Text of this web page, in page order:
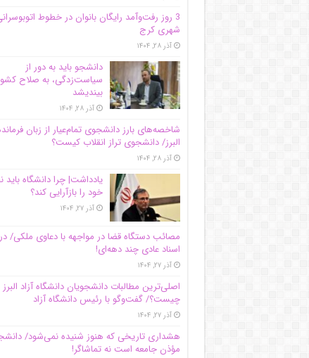
3 روز رفت‌وآمد رایگان بانوان در خطوط
شهری کرج
آذر ۲۸, ۱۴۰۴
دانشجو باید به دور از
سیاست‌زدگی، به صلاح
بیندیشد
آذر ۲۸, ۱۴۰۴
شاخصه‌های بارز دانشجوی تمام‌عیار از زبان
البرز/ دانشجوی تراز انقلاب کیست؟
آذر ۲۸, ۱۴۰۴
یادداشت| چرا دانشگاه
خود را بازآرایی کند؟
آذر ۲۷, ۱۴۰۴
مصائب دستگاه قضا در مواجهه با دعاوی ملکی/
اسناد عادی چند‌ دهه‌ای!
آذر ۲۷, ۱۴۰۴
اصلی‌ترین مطالبات دانشجویان دانشگاه آزاد البرز
چیست؟/ گفت‌وگو با رئیس دانشگاه آز‌اد
آذر ۲۷, ۱۴۰۴
هشداری تاریخی که هنوز شنیده نمی‌شود/
مؤذن جامعه است نه تماشاگر!